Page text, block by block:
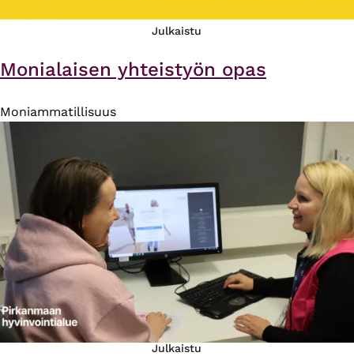
Julkaistu
Monialaisen yhteistyön opas
Moniammatillisuus
Julkaistu